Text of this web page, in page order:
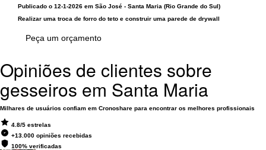
Publicado o 12-1-2026 em São José - Santa Maria (Rio Grande do Sul)
Realizar uma troca de forro do teto e construir uma parede de drywall
Peça um orçamento
Opiniões de clientes sobre
gesseiros em Santa Maria
Milhares de usuários confiam em Cronoshare para encontrar os melhores profissionais
4.8/5 estrelas
+13.000 opiniões recebidas
100% verificadas